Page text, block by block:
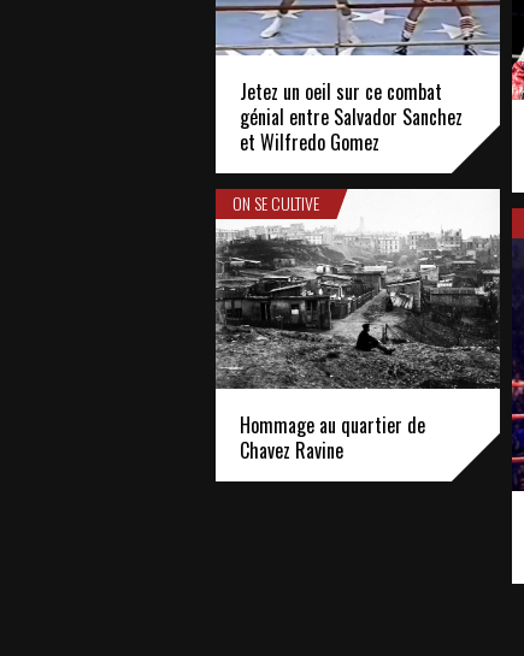
Jetez un oeil sur ce combat
génial entre Salvador Sanchez
et Wilfredo Gomez
ON SE CULTIVE
Hommage au quartier de
Chavez Ravine